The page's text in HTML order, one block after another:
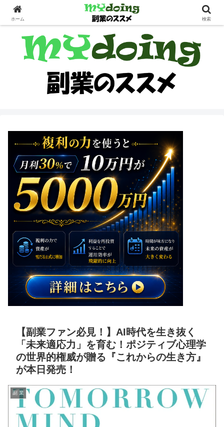
副業界隈
【副業ファン必見！】AI時代を生き抜く
「未来適応力」を育む！ポジティブ心理学
の世界的権威が贈る『これからの生き方』
が本日発売！
副 業
ホーム 検索